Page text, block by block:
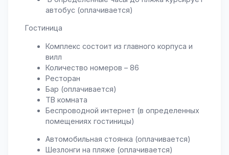
автобус (оплачивается)
Гостиница
Комплекс состоит из главного корпуса и
вилл
Количество номеров – 86
Ресторан
Бар (оплачивается)
ТВ комната
Беспроводной интернет (в определенных
помещениях гостиницы)
Автомобильная стоянка (оплачивается)
Шезлонги на пляже (оплачивается)